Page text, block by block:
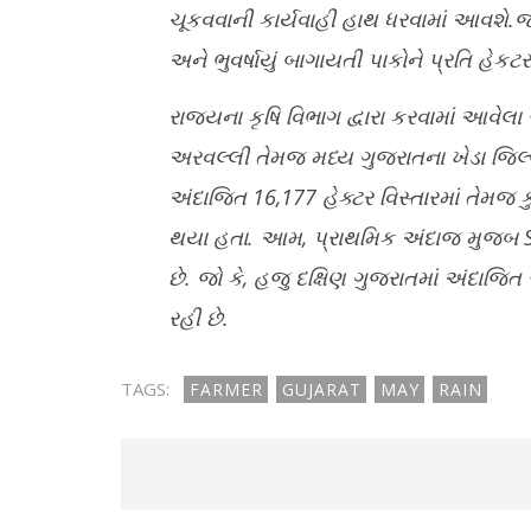
ચૂકવવાની કાર્યવાહી હાથ ધરવામાં
અને ભુવર્ષાયું બાગાયતી પાકોને પ્રતિ
રાજ્યના કૃષિ વિભાગ દ્વારા કરવામાં
અરવલ્લી તેમજ મધ્ય ગુજરાતના ખેડા
અંદાજિત 16,177 હેક્ટર વિસ્તારમાં
થયા હતા. આમ, પ્રાથમિક અંદાજ મુજબ
છે. જો કે, હજુ દક્ષિણ ગુજરાતમાં
રહી છે.
TAGS: FARMER GUJARAT MAY RAIN